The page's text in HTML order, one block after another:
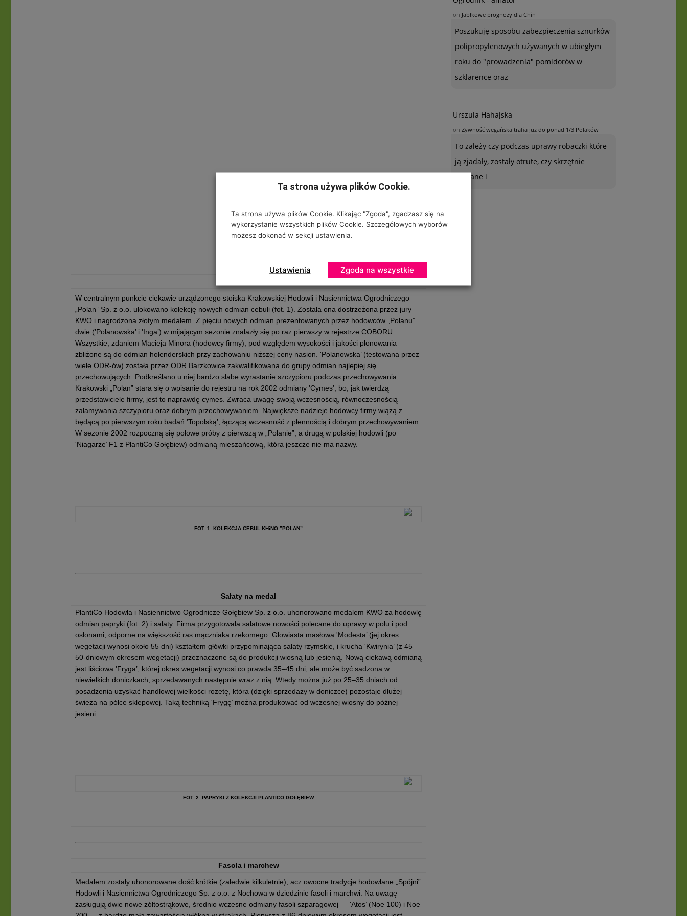
W centralnym punkcie ciekawie urządzonego stoiska Krakowskiej Hodowli i Nasiennictwa Ogrodniczego
„Polan” Sp. z o.o. ulokowano kolekcję nowych odmian cebuli (fot. 1). Została ona dostrzeżona przez jury
KWO i nagrodzona złotym medalem. Z pięciu nowych odmian prezentowanych przez hodowców „Polanu”
dwie (’Polanowska’ i 'Inga’) w mijającym sezonie znalazły się po raz pierwszy w rejestrze COBORU.
Wszystkie, zdaniem Macieja Minora (hodowcy firmy), pod względem wysokości i jakości plonowania
zbliżone są do odmian holenderskich przy zachowaniu niższej ceny nasion. 'Polanowska’ (testowana przez
wiele ODR-ów) została przez ODR Barzkowice zakwalifikowana do grupy odmian najlepiej się
przechowujących. Podkreślano u niej bardzo słabe wyrastanie szczypioru podczas przechowywania.
Krakowski „Polan” stara się o wpisanie do rejestru na rok 2002 odmiany 'Cymes’, bo, jak twierdzą
przedstawiciele firmy, jest to naprawdę cymes. Zwraca uwagę swoją wczesnością, równoczesnością
załamywania szczypioru oraz dobrym przechowywaniem. Największe nadzieje hodowcy firmy wiążą z
będącą po pierwszym roku badań 'Topolską’, łączącą wczesność z plennością i dobrym przechowywaniem.
W sezonie 2002 rozpoczną się polowe próby z pierwszą w „Polanie”, a drugą w polskiej hodowli (po
'Niagarze’ F1 z PlantiCo Gołębiew) odmianą mieszańcową, która jeszcze nie ma nazwy.
FOT. 1. KOLEKCJA CEBUL KHiNO ”POLAN”
Sałaty na medal
PlantiCo Hodowla i Nasiennictwo Ogrodnicze Gołębiew Sp. z o.o. uhonorowano medalem KWO za hodowlę
odmian papryki (fot. 2) i sałaty. Firma przygotowała sałatowe nowości polecane do uprawy w polu i pod
osłonami, odporne na większość ras mączniaka rzekomego. Głowiasta masłowa 'Modesta’ (jej okres
wegetacji wynosi około 55 dni) kształtem główki przypominająca sałaty rzymskie, i krucha 'Kwirynia’ (z 45–
50-dniowym okresem wegetacji) przeznaczone są do produkcji wiosną lub jesienią. Nową ciekawą odmianą
jest liściowa 'Fryga’, której okres wegetacji wynosi co prawda 35–45 dni, ale może być sadzona w
niewielkich doniczkach, sprzedawanych następnie wraz z nią. Wtedy można już po 25–35 dniach od
posadzenia uzyskać handlowej wielkości rozetę, która (dzięki sprzedaży w doniczce) pozostaje dłużej
świeża na półce sklepowej. Taką techniką 'Frygę’ można produkować od wczesnej wiosny do późnej
jesieni.
FOT. 2. PAPRYKI Z KOLEKCJI PLANTICO GOŁĘBIEW
Fasola i marchew
Medalem zostały uhonorowane dość krótkie (zaledwie kilkuletnie), acz owocne tradycje hodowlane „Spójni”
Hodowli i Nasiennictwa Ogrodniczego Sp. z o.o. z Nochowa w dziedzinie fasoli i marchwi. Na uwagę
zasługują dwie nowe żółtostrąkowe, średnio wczesne odmiany fasoli szparagowej — 'Atos’ (Noe 100) i Noe
on Jabłkowe prognozy dla Chin
Poszukuję sposobu zabezpieczenia sznurków
polipropylenowych używanych w ubiegłym
roku do "prowadzenia" pomidorów w
szklarence oraz
Urszula Hahajska
on Żywność wegańska trafia już do ponad 1/3 Polaków
To zależy czy podczas uprawy robaczki które
ją zjadały, zostały otrute, czy skrzętnie
zebrane i
Ta strona używa plików Cookie.
Ta strona używa plików Cookie. Klikając "Zgoda", zgadzasz się na
wykorzystanie wszystkich plików Cookie. Szczegółowych wyborów
możesz dokonać w sekcji ustawienia.
Ustawienia Zgoda na wszystkie